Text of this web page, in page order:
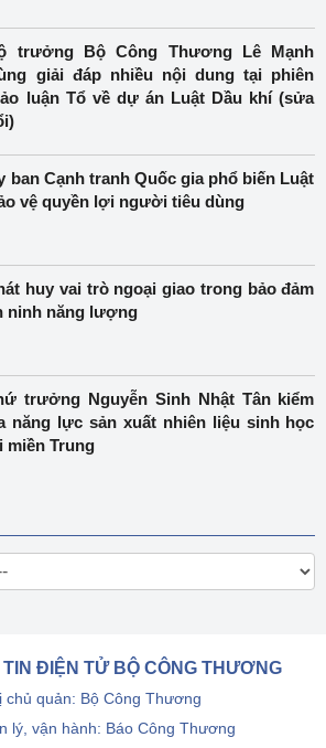
trưởng Bộ Công Thương Lê Mạnh
giải đáp nhiều nội dung tại phiên
luận Tổ về dự án Luật Dầu khí (sửa
ban Cạnh tranh Quốc gia phổ biến Luật
vệ quyền lợi người tiêu dùng
huy vai trò ngoại giao trong bảo đảm
ninh năng lượng
trưởng Nguyễn Sinh Nhật Tân kiểm
năng lực sản xuất nhiên liệu sinh học
miền Trung
TIN ĐIỆN TỬ BỘ CÔNG THƯƠNG
chủ quản: Bộ Công Thương
lý, vận hành: Báo Công Thương